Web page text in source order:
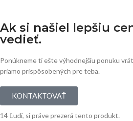
Ak si našiel lepšiu
vedieť.
Ponúkneme ti ešte výhodnejšiu ponuku
priamo prispôsobených pre teba.
KONTAKTOVAŤ
14 Ľudí, si práve prezerá tento produkt.